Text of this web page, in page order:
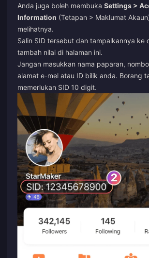
Anda juga boleh membuka Settings >
Information (Tetapan > Maklumat
melihatnya.
Salin SID tersebut dan tampalkannya ke
tambah nilai di halaman ini.
Jangan masukkan nama paparan,
alamat e-mel atau ID bilik anda. Borang
memerlukan SID 10 digit.